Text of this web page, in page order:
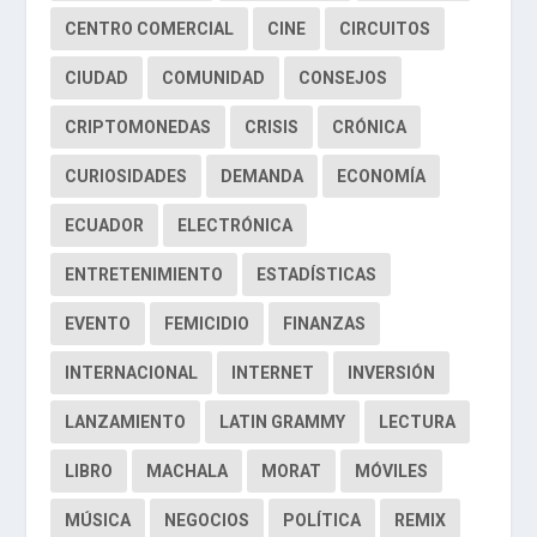
CENTRO COMERCIAL CINE CIRCUITOS
CIUDAD COMUNIDAD CONSEJOS
CRIPTOMONEDAS CRISIS CRÓNICA
CURIOSIDADES DEMANDA ECONOMÍA
ECUADOR ELECTRÓNICA
ENTRETENIMIENTO ESTADÍSTICAS
EVENTO FEMICIDIO FINANZAS
INTERNACIONAL INTERNET INVERSIÓN
LANZAMIENTO LATIN GRAMMY LECTURA
LIBRO MACHALA MORAT MÓVILES
MÚSICA NEGOCIOS POLÍTICA REMIX